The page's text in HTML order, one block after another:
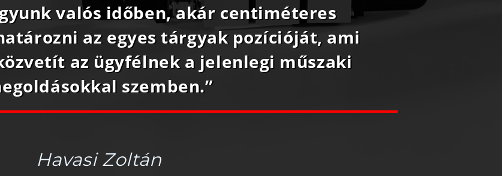
valós időben, akár centiméteres
az egyes tárgyak pozícióját, ami
az ügyfélnek a jelenlegi műszaki
szemben.”
Havasi Zoltán